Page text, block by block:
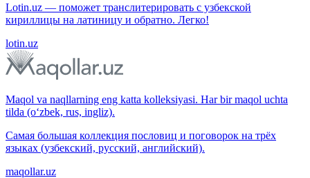
Lotin.uz — поможет транслитерировать с узбекской
кириллицы на латиницу и обратно. Легко!
lotin.uz
Maqol va naqllarning eng katta kolleksiyasi. Har bir maqol uchta
tilda (o‘zbek, rus, ingliz).
Самая большая коллекция пословиц и поговорок на трёх
языках (узбекский, русский, английский).
maqollar.uz